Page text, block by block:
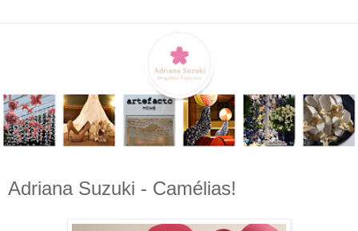
Adriana Suzuki - Camélias!